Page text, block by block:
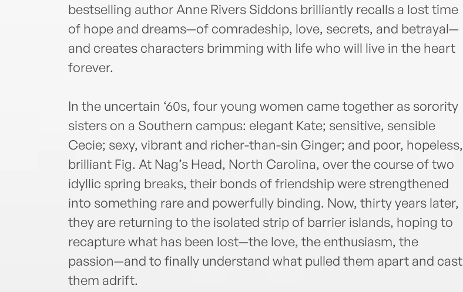
bestselling author Anne Rivers Siddons brilliantly recalls a lost time
of hope and dreams—of comradeship, love, secrets, and betrayal—
and creates characters brimming with life who will live in the heart
forever.
In the uncertain ‘60s, four young women came together as sorority
sisters on a Southern campus: elegant Kate; sensitive, sensible
Cecie; sexy, vibrant and richer-than-sin Ginger; and poor, hopeless,
brilliant Fig. At Nag’s Head, North Carolina, over the course of two
idyllic spring breaks, their bonds of friendship were strengthened
into something rare and powerfully binding. Now, thirty years later,
they are returning to the isolated strip of barrier islands, hoping to
recapture what has been lost—the love, the enthusiasm, the
passion—and to finally understand what pulled them apart and cast
them adrift.